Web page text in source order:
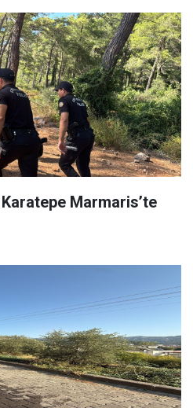
Marmaris’te